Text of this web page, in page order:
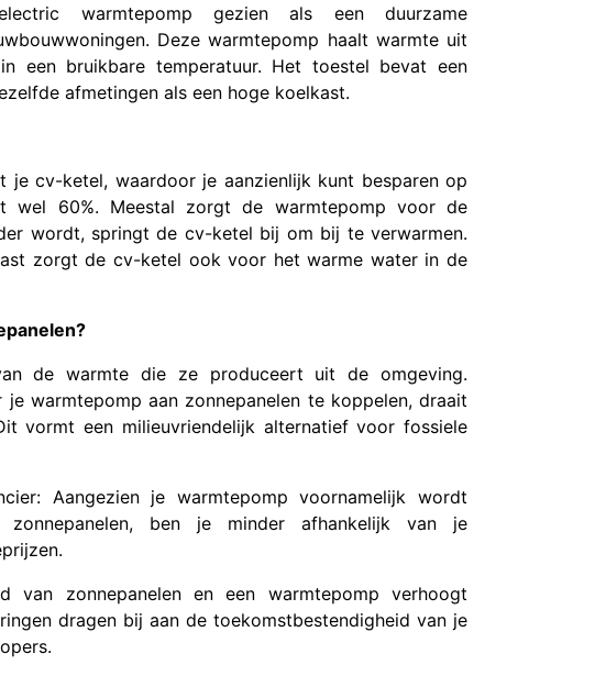
warmtepomp gezien als een duurzame
Deze warmtepomp haalt warmte uit
bruikbare temperatuur. Het toestel bevat een
afmetingen als een hoge koelkast.
cv-ketel, waardoor je aanzienlijk kunt besparen op
wel 60%. Meestal zorgt de warmtepomp voor de
wordt, springt de cv-ketel bij om bij te verwarmen.
zorgt de cv-ketel ook voor het warme water in de
de warmte die ze produceert uit de omgeving.
warmtepomp aan zonnepanelen te koppelen, draait
vormt een milieuvriendelijk alternatief voor fossiele
Aangezien je warmtepomp voornamelijk wordt
ben je minder afhankelijk van je
van zonnepanelen en een warmtepomp verhoogt
dragen bij aan de toekomstbestendigheid van je